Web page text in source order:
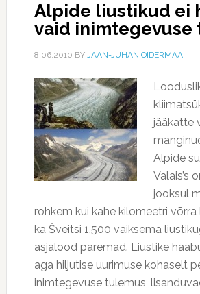
Alpide liustikud ei
vaid inimtegevuse
8.06.2010 BY JAAN-JUHAN OIDERMAA
jääkatte
Alpide
Valais’s
jooksul
rohkem kui kahe kilomeetri võrra
ka Šveitsi 1,500 väiksema
asjalood paremad. Liustike
aga hiljutise uurimuse kohaselt
inimtegevuse tulemus,